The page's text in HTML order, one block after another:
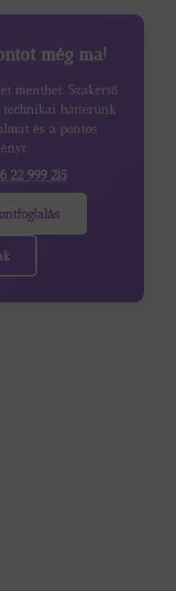
még ma!
menthet. Szakértő
technikai hátterünk
és a pontos
22 999 215